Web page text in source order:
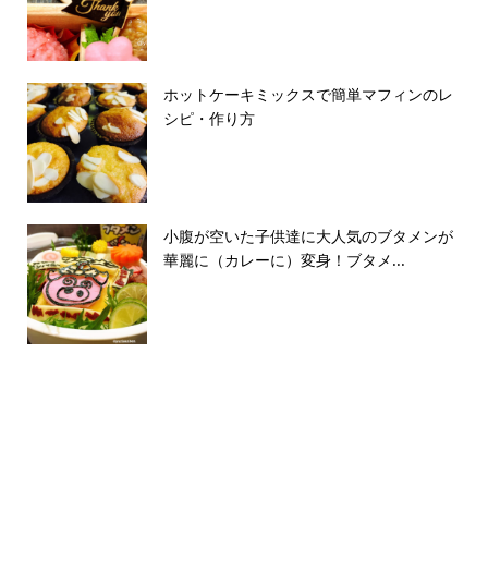
ホットケーキミックスで簡単マフィンのレ
シピ・作り方
小腹が空いた子供達に大人気のブタメンが
華麗に（カレーに）変身！ブタメ...